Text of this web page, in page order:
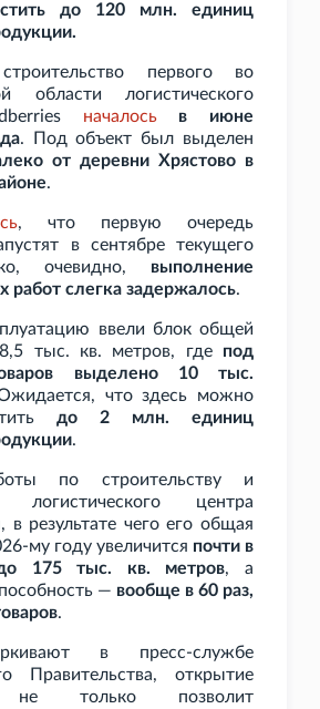
до 120
млн. единиц
первого во
области логистического
началось
в июне
. Под объект был выделен
от деревни Хрястово в
.
, что первую очередь
в сентябре текущего
очевидно, выполнение
работ слегка задержалось.
ввели блок общей
тыс. кв. метров, где под
выделено 10
тыс.
что здесь можно
до 2
млн. единиц
.
по строительству и
логистического центра
в результате чего его общая
му году увеличится почти в
175 тыс. кв. метров, а
— вообще в 60 раз,
.
в пресс-службе
Правительства, открытие
не только позволит